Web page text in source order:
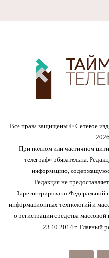
Все права защищены © Сетевое
При полном или частичном
телеграф» обязательна.
информацию,
Редакция не
Зарегистрировано Федеральной
информационных технологий и
о регистрации средства
23.10.2014 г. Главный